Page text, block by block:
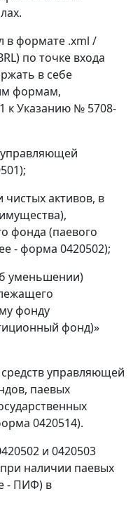
в формате .xml /
по точке входа
в себе
формам,
к Указанию № 5708-
чистых активов, в
фонда (паевого
- форма 0420502);
уменьшении)
фонду
фонд)»
управляющей
паевых
0420514).
и 0420503
наличии паевых
- ПИФ) в